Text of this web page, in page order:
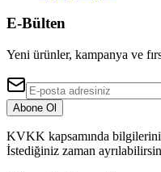
E-Bülten
Yeni ürünler, kampanya ve
Abone Ol
KVKK kapsamında
İstediğiniz zaman